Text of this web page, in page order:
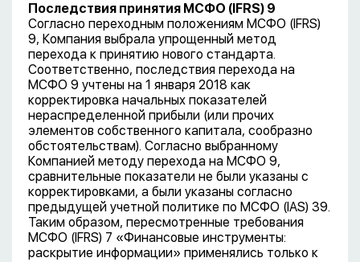
Последствия принятия МСФО (IFRS) 9
Согласно переходным положениям МСФО (IFRS)
9, Компания выбрала упрощенный метод
перехода к принятию нового стандарта.
Соответственно, последствия перехода на
МСФО 9 учтены на 1 января 2018 как
корректировка начальных показателей
нераспределенной прибыли (или прочих
элементов собственного капитала, сообразно
обстоятельствам). Согласно выбранному
Компанией методу перехода на МСФО 9,
сравнительные показатели не были указаны с
корректировками, а были указаны согласно
предыдущей учетной политике по МСФО (IAS) 39.
Таким образом, пересмотренные требования
МСФО (IFRS) 7 «Финансовые инструменты:
раскрытие информации» применялись только к